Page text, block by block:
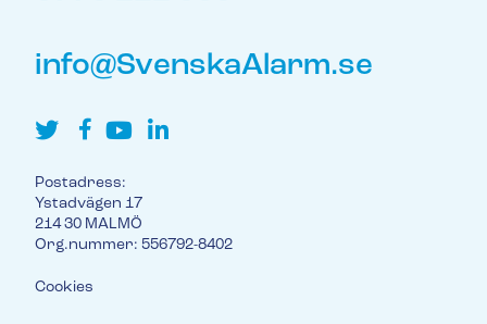
info@SvenskaAlarm.se
Postadress:
Ystadvägen 17
214 30 MALMÖ
Org.nummer: 556792-8402
Cookies